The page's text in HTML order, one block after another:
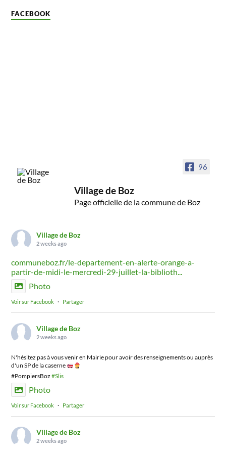
FACEBOOK
96
Village de Boz
Page officielle de la commune de Boz
Village de Boz
2 weeks ago
communeboz.fr/le-departement-en-alerte-orange-a-
partir-de-midi-le-mercredi-29-juillet-la-biblioth...
Photo
Voir sur Facebook · Partager
Village de Boz
2 weeks ago
N'hésitez pas à vous venir en Mairie pour avoir des renseignements ou auprès
d'un SP de la caserne
#PompiersBoz#Slis
Photo
Voir sur Facebook · Partager
Village de Boz
2 weeks ago